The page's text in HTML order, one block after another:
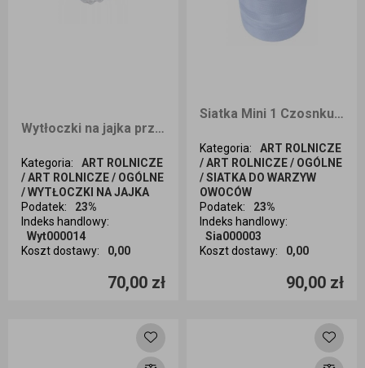
Wytłoczki na jajka przepiórcze 100 sztuk
Kategoria:
ART ROLNICZE
/ ART ROLNICZE / OGÓLNE
/ WYTŁOCZKI NA JAJKA
Podatek:
23%
Indeks handlowy:
Wyt000014
Koszt dostawy: 0,00
70,00 zł
Ilość sztuk
Siatka Mini 1 Czosnku 250
Kategoria:
ART ROLNICZE
/ ART ROLNICZE / OGÓLNE
/ SIATKA DO WARZYW
OWOCÓW
Podatek:
23%
Indeks handlowy:
Sia000003
Koszt dostawy: 0,00
90,00 zł
Ilość sztuk